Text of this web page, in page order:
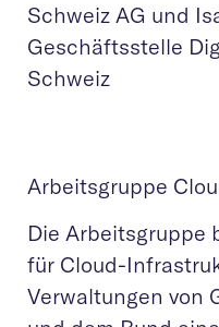
Schweiz AG und
Geschäftsstelle
Schweiz
Arbeitsgruppe
Die Arbeitsgruppe
für Cloud-
Verwaltungen von